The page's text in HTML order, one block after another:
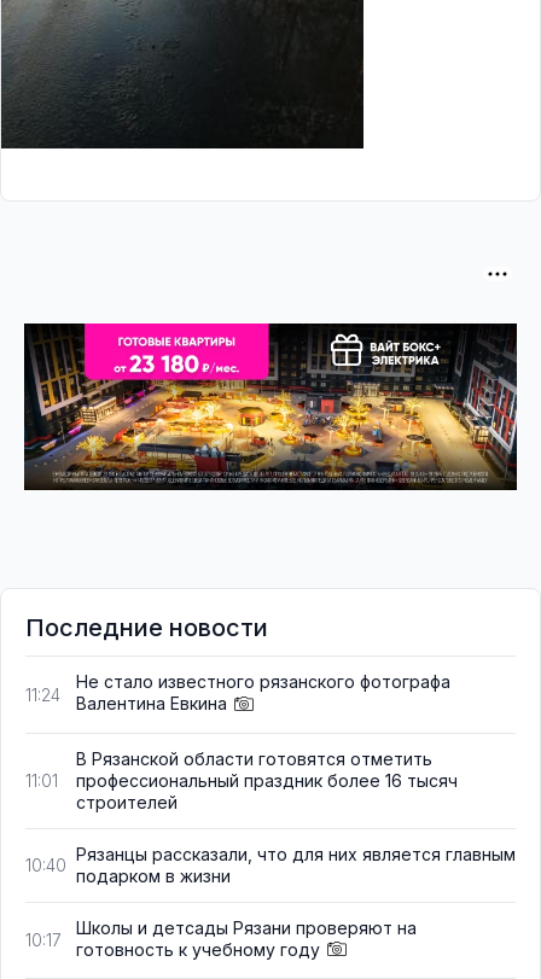
Последние новости
11:24
Не стало известного рязанского фотографа
Валентина Евкина
11:01
В Рязанской области готовятся отметить
профессиональный праздник более 16 тысяч
строителей
10:40
Рязанцы рассказали, что для них является главным
подарком в жизни
10:17
Школы и детсады Рязани проверяют на
готовность к учебному году